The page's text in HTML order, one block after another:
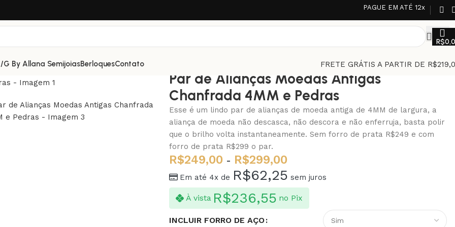
PAGUE EM ATÉ 12x
R$
G By Allana SemijoiasBerloquesContato FRETE GRÁTIS A PARTIR DE
Par de Alianças Moedas Antigas
Chanfrada 4MM e Pedras
Esse é um lindo par de alianças de moeda antiga de 4MM de largura, a
aliança de moeda não descasca, não descora e não enferruja, basta polir
que o brilho volta instantaneamente. Sem forro de prata R$249 e com
forro de prata R$299 o par.
R$249,00 - R$299,00
Em até 4x de R$62,25 sem juros
À vista R$236,55 no Pix
INCLUIR FORRO DE AÇO